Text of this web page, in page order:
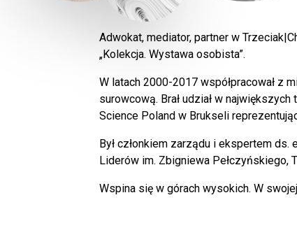
Adwokat, mediator, partner w
„Kolekcja. Wystawa osobista”.
W latach 2000-2017 współpracował z
surowcową. Brał udział w
Science Poland w Brukseli
Był członkiem zarządu i ekspertem
Liderów im. Zbigniewa Pełczyńskiego,
Wspina się w górach wysokich. W